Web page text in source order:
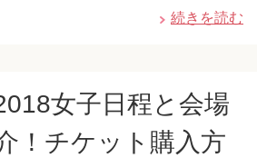
続きを読む
女子日程と会場
！チケット購入方